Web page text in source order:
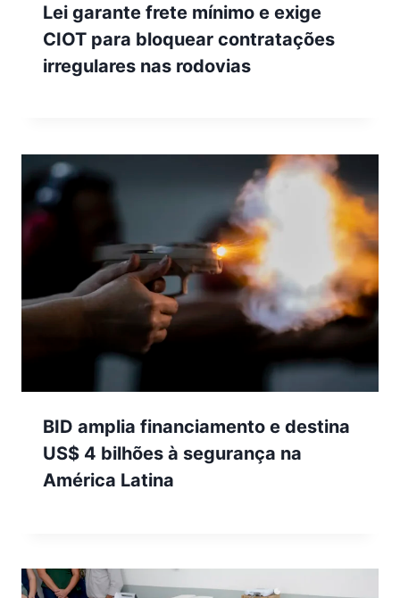
Lei garante frete mínimo e exige
CIOT para bloquear contratações
irregulares nas rodovias
BID amplia financiamento e destina
US$ 4 bilhões à segurança na
América Latina